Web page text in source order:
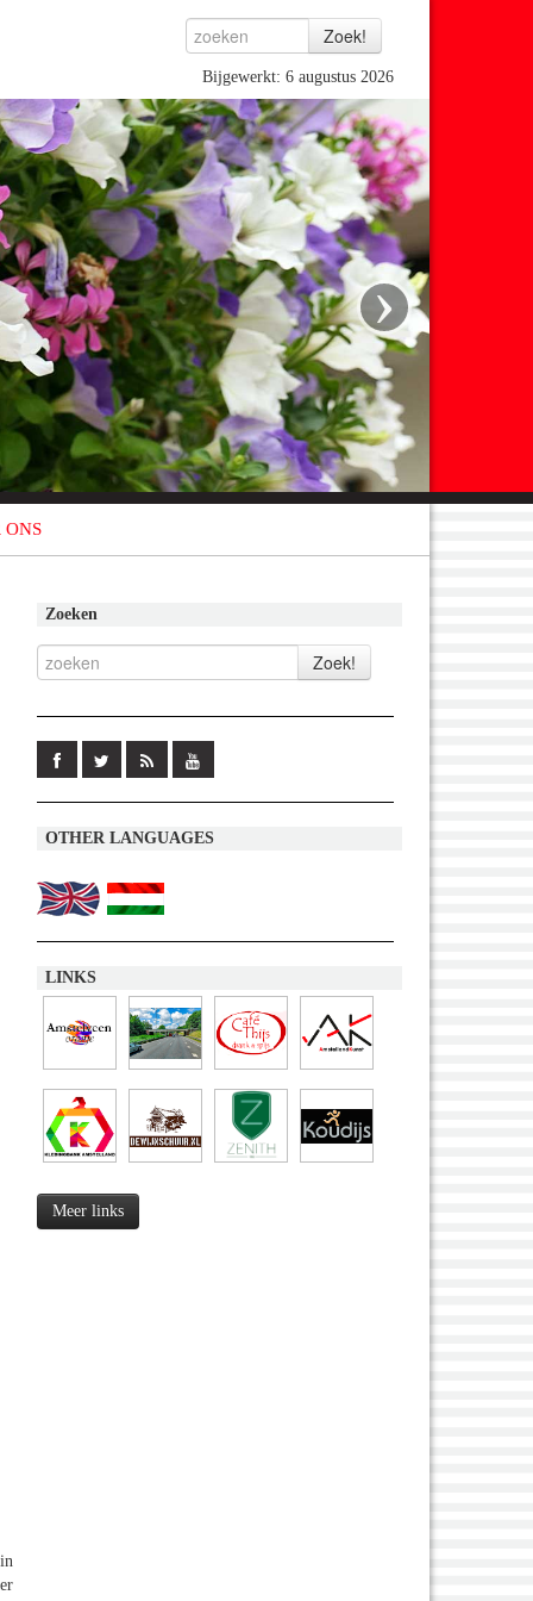
Bijgewerkt: 6 augustus 2026
›
ONS
Zoeken
OTHER LANGUAGES
LINKS
Meer links